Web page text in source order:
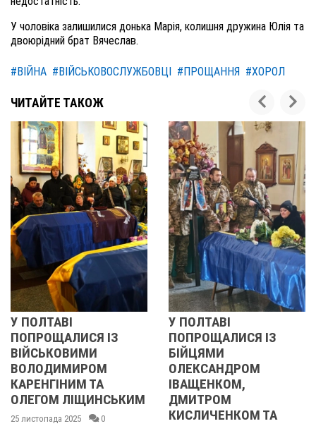
У чоловіка залишилися донька Марія, колишня дружина Юлія та
двоюрідний брат Вячеслав.
#ВІЙНА #ВІЙСЬКОВОСЛУЖБОВЦІ #ПРОЩАННЯ #ХОРОЛ
ЧИТАЙТЕ ТАКОЖ
У ПОЛТАВІ
ПОПРОЩАЛИСЯ ІЗ
БІЙЦЯМИ
ОЛЕКСАНДРОМ
ІВАЩЕНКОМ,
ДМИТРОМ
КИСЛИЧЕНКОМ ТА
1000 ТІЛ:
ОТРИМАЛА
РЕПАТРІЙОВАНІ
ОСТАНКИ
20 листопада 2025